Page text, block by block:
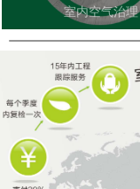
室内空气治理